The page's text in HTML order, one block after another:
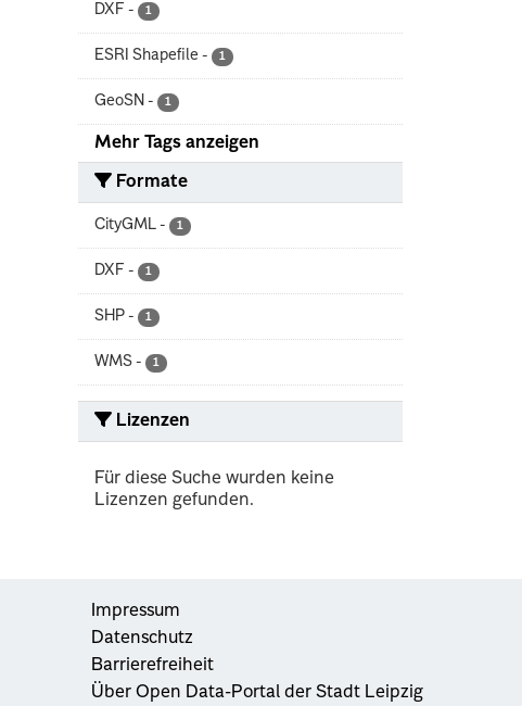
DXF - 1
ESRI Shapefile - 1
GeoSN - 1
Mehr Tags anzeigen
Formate
CityGML - 1
DXF - 1
SHP - 1
WMS - 1
Lizenzen
Für diese Suche wurden keine
Lizenzen gefunden.
Impressum
Datenschutz
Barrierefreiheit
Über Open Data-Portal der Stadt Leipzig